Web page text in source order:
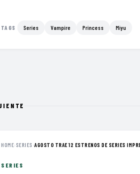
TAGS Series Vampire Princess Miyu
HOME› SERIES ›AGOSTO TRAE 12 ESTRENOS DE SERIES
SERIES